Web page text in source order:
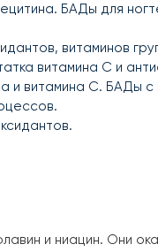
БАДы для
витаминов
витамина C и
и витамина C. БАДы с
и ниацин. Они